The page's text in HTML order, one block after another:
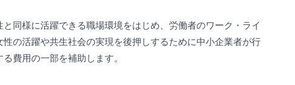
同様に活躍できる職場環境をはじめ、労働者のワーク・ライ
の活躍や共生社会の実現を後押しするために中小企業者が行
費用の一部を補助します。